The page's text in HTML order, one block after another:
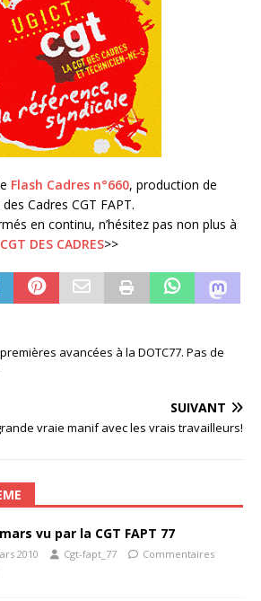
Flash Cadres n°660, production de
Cadres CGT FAPT.
en continu, n’hésitez pas non plus à
DES CADRES>>
avancées à la DOTC77. Pas de
SUIVANT
vraie manif avec les vrais travailleurs!
vu par la CGT FAPT 77
2010 Cgt-fapt_77
Commentaires